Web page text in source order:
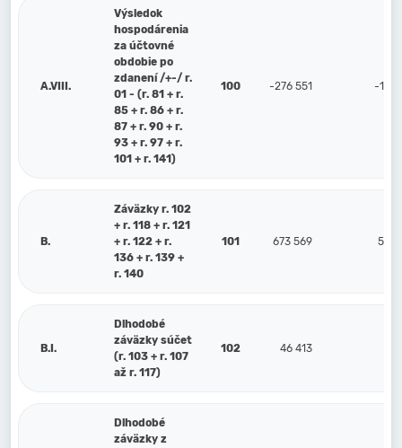
A.VIII.
Výsledok
hospodárenia
za účtovné
obdobie po
zdanení /+-/ r.
01 - (r. 81 + r.
85 + r. 86 + r.
87 + r. 90 + r.
93 + r. 97 + r.
101 + r. 141)
100 -276 551 -121
B.
Záväzky r. 102
+ r. 118 + r. 121
+ r. 122 + r.
136 + r. 139 +
r. 140
101 673 569 564
B.I.
Dlhodobé
záväzky súčet
(r. 103 + r. 107
až r. 117)
102 46 413
Dlhodobé
záväzky z